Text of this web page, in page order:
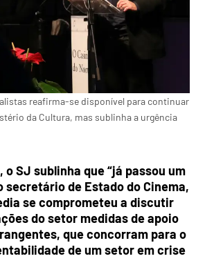
reafirma-se disponível para continuar
da Cultura, mas sublinha a urgência
o SJ sublinha que “já passou um
secretário de Estado do Cinema,
se comprometeu a discutir
do setor medidas de apoio
que concorram para o
de um setor em crise